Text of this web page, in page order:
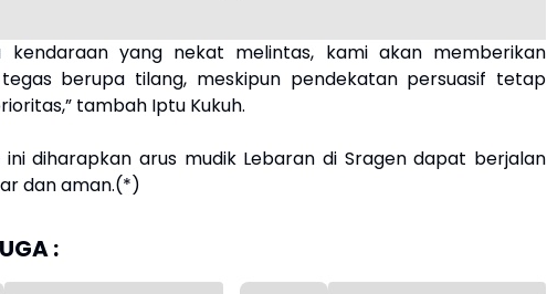
kendaraan yang nekat melintas, kami akan memberikan
berupa tilang, meskipun pendekatan persuasif tetap
tambah Iptu Kukuh.
ini diharapkan arus mudik Lebaran di Sragen dapat berjalan
dan aman.(*)
: